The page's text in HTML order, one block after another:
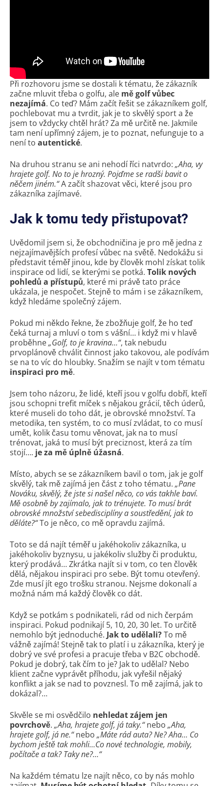
Při rozhovoru jsme se dostali k tématu, že zákazník
začne mluvit třeba o golfu, ale mě golf vůbec
nezajímá. Co teď? Mám začít řešit se zákazníkem golf,
pochlebovat mu a tvrdit, jak je to skvělý sport a že
jsem to vždycky chtěl hrát? Za mě určitě ne. Jakmile
tam není upřímný zájem, je to poznat, nefunguje to a
není to autentické.
Na druhou stranu se ani nehodí říci natvrdo: „Aha, vy
hrajete golf. No to je hrozný. Pojďme se radši bavit o
něčem jiném.“A začít shazovat věci, které jsou pro
zákazníka zajímavé.
Jak k tomu tedy přistupovat?
Uvědomil jsem si, že obchodničina je pro mě jedna z
nejzajímavějších profesí vůbec na světě. Nedokážu si
představit téměř jinou, kde by člověk mohl získat tolik
inspirace od lidí, se kterými se potká. Tolik nových
pohledů a přístupů, které mi právě tato práce
ukázala, je nespočet. Stejně to mám i se zákazníkem,
když hledáme společný zájem.
Pokud mi někdo řekne, že zbožňuje golf, že ho teď
čeká turnaj a mluví o tom s vášní… i když mi v hlavě
proběhne„Golf, to je kravina…“, tak nebudu
prvoplánově chválit činnost jako takovou, ale podívám
se na to víc do hloubky. Snažím se najít v tom tématu
inspiraci pro mě.
Jsem toho názoru, že lidé, kteří jsou v golfu dobří, kteří
jsou schopni trefit míček s nějakou grácií, těch úderů,
které museli do toho dát, je obrovské množství. Ta
metodika, ten systém, to co musí zvládat, to co musí
umět, kolik času tomu věnovat, jak na to musí
trénovat, jaká to musí být preciznost, která za tím
stojí…. je za mě úplně úžasná.
Místo, abych se se zákazníkem bavil o tom, jak je golf
skvělý, tak mě zajímá jen část z toho tématu. „Pane
Nováku, skvělý, že jste si našel něco, co vás takhle baví.
Mě osobně by zajímalo, jak to trénujete. To musí brát
obrovské množství sebedisciplíny a soustředění, jak to
děláte?“To je něco, co mě opravdu zajímá.
Toto se dá najít téměř u jakéhokoliv zákazníka, u
jakéhokoliv byznysu, u jakékoliv služby či produktu,
který prodává… Zkrátka najít si v tom, co ten člověk
dělá, nějakou inspiraci pro sebe. Být tomu otevřený.
Zde musí jít ego trošku stranou. Nejsme dokonalí a
možná nám má každý člověk co dát.
Když se potkám s podnikateli, rád od nich čerpám
inspiraci. Pokud podnikají 5, 10, 20, 30 let. To určitě
nemohlo být jednoduché. Jak to udělali?To mě
vážně zajímá! Stejně tak to platí i u zákazníka, který je
dobrý ve své profesi a pracuje třeba v B2C obchodě.
Pokud je dobrý, tak čím to je? Jak to udělal? Nebo
klient začne vyprávět příhodu, jak vyřešil nějaký
konflikt a jak se nad to povznesl. To mě zajímá, jak to
dokázal?…
Skvěle se mi osvědčilo nehledat zájem jen
povrchově. „Aha, hrajete golf, já taky.“nebo „Aha,
hrajete golf, já ne.“nebo „Máte rád auta? Ne? Aha… Co
bychom ještě tak mohli…Co nové technologie, mobily,
počítače a tak? Taky ne?…“
Na každém tématu lze najít něco, co by nás mohlo